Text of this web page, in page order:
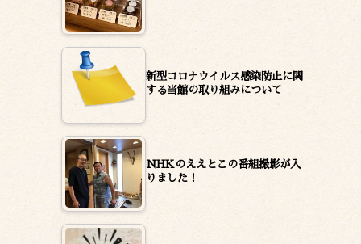
新型コロナウイルス感染防止に関
する当館の取り組みについて
NHKのええとこの番組撮影が入
りました！